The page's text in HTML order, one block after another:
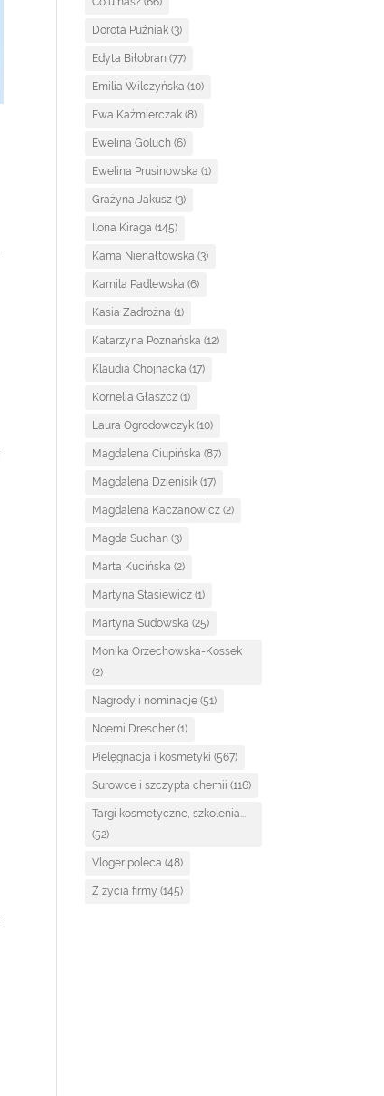
Dorota Puźniak (3)
Edyta Biłobran (77)
Emilia Wilczyńska (10)
Ewa Kaźmierczak (8)
Ewelina Goluch (6)
Ewelina Prusinowska (1)
Grażyna Jakusz (3)
Ilona Kiraga (145)
Kama Nienałtowska (3)
Kamila Padlewska (6)
Kasia Zadrożna (1)
Katarzyna Poznańska (12)
Klaudia Chojnacka (17)
Kornelia Głaszcz (1)
Laura Ogrodowczyk (10)
Magdalena Ciupińska (87)
Magdalena Dzienisik (17)
Magdalena Kaczanowicz (2)
Magda Suchan (3)
Marta Kucińska (2)
Martyna Stasiewicz (1)
Martyna Sudowska (25)
Monika Orzechowska-Kossek
(2)
Nagrody i nominacje (51)
Noemi Drescher (1)
Pielęgnacja i kosmetyki (567)
Surowce i szczypta chemii (116)
Targi kosmetyczne, szkolenia...
(52)
Vloger poleca (48)
Z życia firmy (145)